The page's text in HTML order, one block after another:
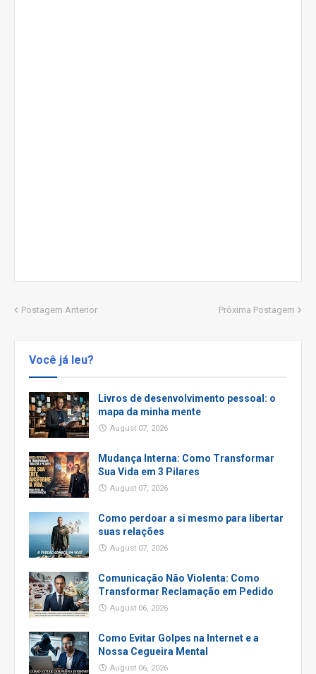
Postagem Anterior Próxima Postagem
Você já leu?
Livros de desenvolvimento pessoal: o
mapa da minha mente
August 07, 2026
Mudança Interna: Como Transformar
Sua Vida em 3 Pilares
August 07, 2026
Como perdoar a si mesmo para libertar
suas relações
August 07, 2026
Comunicação Não Violenta: Como
Transformar Reclamação em Pedido
August 06, 2026
Como Evitar Golpes na Internet e a
Nossa Cegueira Mental
August 06, 2026